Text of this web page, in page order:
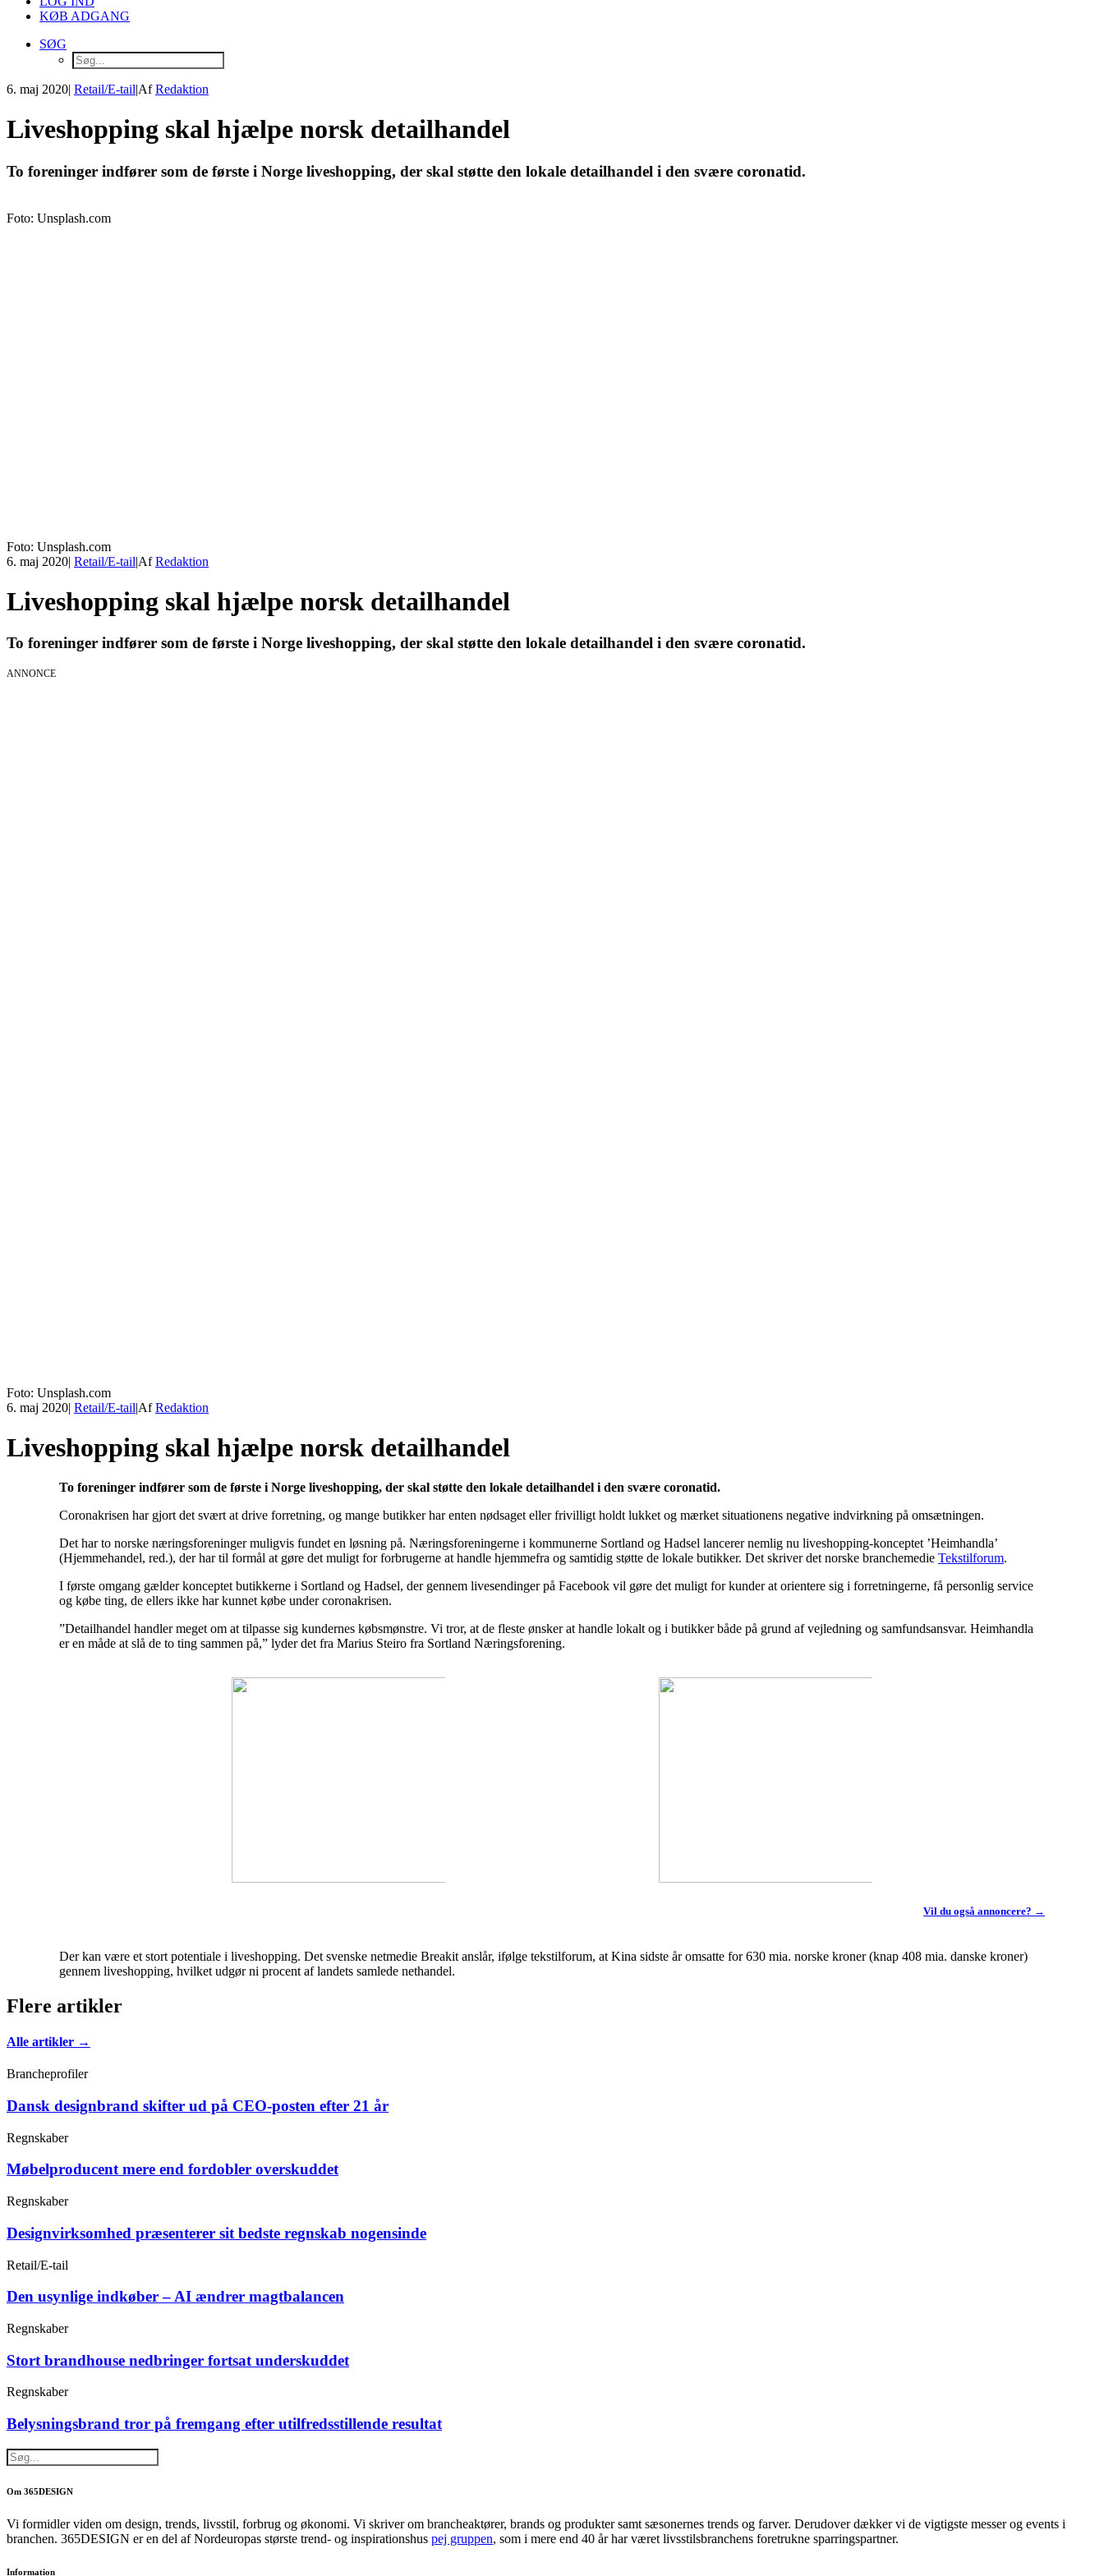
KØB ADGANG
SØG
6. maj 2020| Retail/E-tail|AfRedaktion
Liveshopping skal hjælpe norsk detailhandel
To foreninger indfører som de første i Norge liveshopping, der skal støtte den lokale detailhandel i den svære coronatid.
Foto: Unsplash.com
Foto: Unsplash.com
6. maj 2020| Retail/E-tail|AfRedaktion
Liveshopping skal hjælpe norsk detailhandel
To foreninger indfører som de første i Norge liveshopping, der skal støtte den lokale detailhandel i den svære coronatid.
ANNONCE
Foto: Unsplash.com
6. maj 2020| Retail/E-tail|AfRedaktion
Liveshopping skal hjælpe norsk detailhandel
To foreninger indfører som de første i Norge liveshopping, der skal støtte den lokale detailhandel i den svære coronatid.
Coronakrisen har gjort det svært at drive forretning, og mange butikker har enten nødsaget eller frivilligt holdt lukket og mærket situationens negative indvirkning på omsætningen.
Det har to norske næringsforeninger muligvis fundet en løsning på. Næringsforeningerne i kommunerne Sortland og Hadsel lancerer nemlig nu liveshopping-konceptet ’Heimhandla’
(Hjemmehandel, red.), der har til formål at gøre det muligt for forbrugerne at handle hjemmefra og samtidig støtte de lokale butikker. Det skriver det norske branchemedie Tekstilforum.
I første omgang gælder konceptet butikkerne i Sortland og Hadsel, der gennem livesendinger på Facebook vil gøre det muligt for kunder at orientere sig i forretningerne, få personlig service
og købe ting, de ellers ikke har kunnet købe under coronakrisen.
”Detailhandel handler meget om at tilpasse sig kundernes købsmønstre. Vi tror, at de fleste ønsker at handle lokalt og i butikker både på grund af vejledning og samfundsansvar. Heimhandla
er en måde at slå de to ting sammen på,” lyder det fra Marius Steiro fra Sortland Næringsforening.
Vil du også annoncere? →
Der kan være et stort potentiale i liveshopping. Det svenske netmedie Breakit anslår, ifølge tekstilforum, at Kina sidste år omsatte for 630 mia. norske kroner (knap 408 mia. danske kroner)
gennem liveshopping, hvilket udgør ni procent af landets samlede nethandel.
Flere artikler
Alle artikler →
Brancheprofiler
Dansk designbrand skifter ud på CEO-posten efter 21 år
Regnskaber
Møbelproducent mere end fordobler overskuddet
Regnskaber
Designvirksomhed præsenterer sit bedste regnskab nogensinde
Retail/E-tail
Den usynlige indkøber – AI ændrer magtbalancen
Regnskaber
Stort brandhouse nedbringer fortsat underskuddet
Regnskaber
Belysningsbrand tror på fremgang efter utilfredsstillende resultat
Om 365DESIGN
Vi formidler viden om design, trends, livsstil, forbrug og økonomi. Vi skriver om brancheaktører, brands og produkter samt sæsonernes trends og farver. Derudover dækker vi de vigtigste messer og events i
branchen. 365DESIGN er en del af Nordeuropas største trend- og inspirationshus pej gruppen, som i mere end 40 år har været livsstilsbranchens foretrukne sparringspartner.
Information